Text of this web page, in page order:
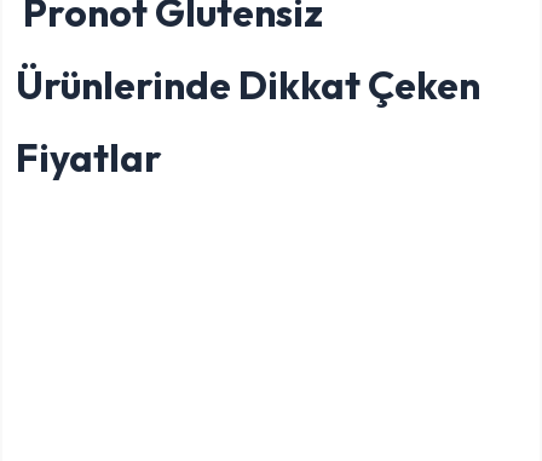
Pronot Glutensiz
Ürünlerinde Dikkat Çeken
Fiyatlar